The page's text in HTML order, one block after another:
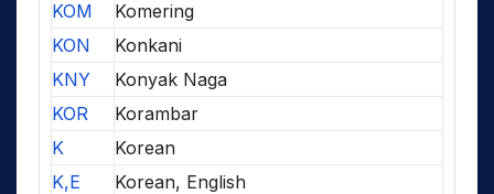
KOM
Komering
KON
Konkani
KNY
Konyak Naga
KOR
Korambar
K
Korean
K,E
Korean, English